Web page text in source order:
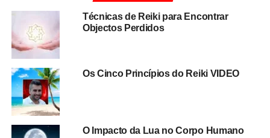
Técnicas de Reiki para Encontrar
Objectos Perdidos
Os Cinco Princípios do Reiki VIDEO
O Impacto da Lua no Corpo Humano